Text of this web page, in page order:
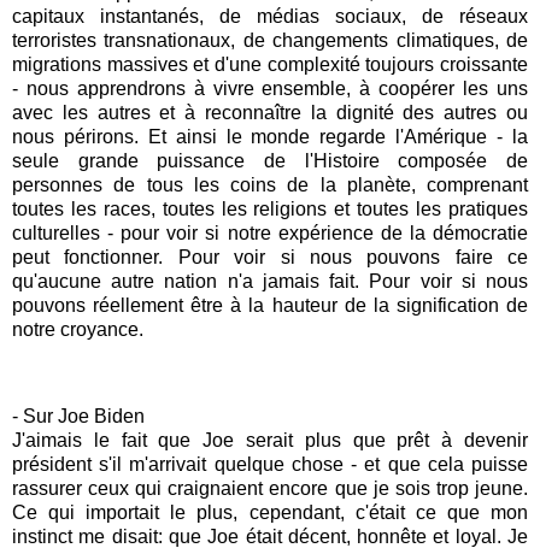
capitaux instantanés, de médias sociaux, de réseaux
terroristes transnationaux, de changements climatiques, de
migrations massives et d'une complexité toujours croissante
- nous apprendrons à vivre ensemble, à coopérer les uns
avec les autres et à reconnaître la dignité des autres ou
nous périrons. Et ainsi le monde regarde l'Amérique - la
seule grande puissance de l'Histoire composée de
personnes de tous les coins de la planète, comprenant
toutes les races, toutes les religions et toutes les pratiques
culturelles - pour voir si notre expérience de la démocratie
peut fonctionner. Pour voir si nous pouvons faire ce
qu'aucune autre nation n'a jamais fait. Pour voir si nous
pouvons réellement être à la hauteur de la signification de
notre croyance.
- Sur Joe Biden
J'aimais le fait que Joe serait plus que prêt à devenir
président s'il m'arrivait quelque chose - et que cela puisse
rassurer ceux qui craignaient encore que je sois trop jeune.
Ce qui importait le plus, cependant, c'était ce que mon
instinct me disait: que Joe était décent, honnête et loyal. Je